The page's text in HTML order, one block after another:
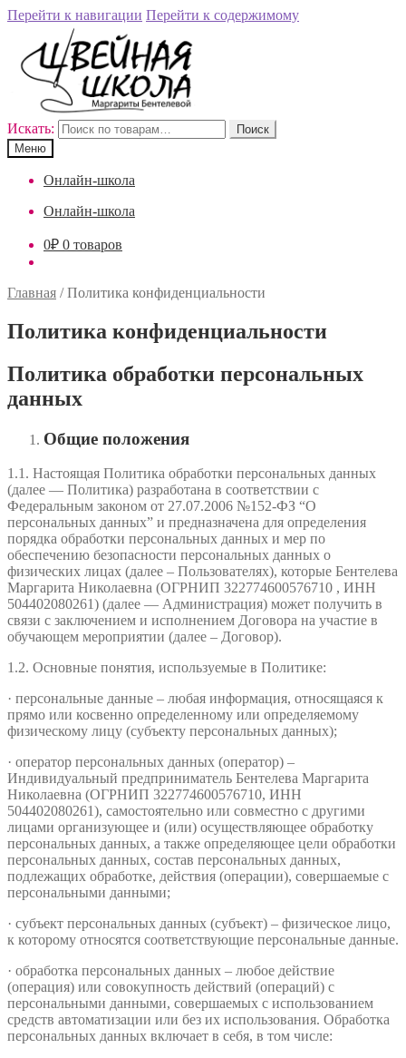
Перейти к навигации Перейти к содержимому
Искать:
Поиск
Меню
Онлайн-школа
Онлайн-школа
0₽ 0 товаров
Главная /Политика конфиденциальности
Политика конфиденциальности
Политика обработки персональных
данных
Общие положения
1.1. Настоящая Политика обработки персональных данных
(далее — Политика) разработана в соответствии с
Федеральным законом от 27.07.2006 №152-ФЗ “О
персональных данных” и предназначена для определения
порядка обработки персональных данных и мер по
обеспечению безопасности персональных данных о
физических лицах (далее – Пользователях), которые Бентелева
Маргарита Николаевна (ОГРНИП 322774600576710 , ИНН
504402080261) (далее — Администрация) может получить в
связи с заключением и исполнением Договора на участие в
обучающем мероприятии (далее – Договор).
1.2. Основные понятия, используемые в Политике:
· персональные данные – любая информация, относящаяся к
прямо или косвенно определенному или определяемому
физическому лицу (субъекту персональных данных);
· оператор персональных данных (оператор) –
Индивидуальный предприниматель Бентелева Маргарита
Николаевна (ОГРНИП 322774600576710, ИНН
504402080261), самостоятельно или совместно с другими
лицами организующее и (или) осуществляющее обработку
персональных данных, а также определяющее цели обработки
персональных данных, состав персональных данных,
подлежащих обработке, действия (операции), совершаемые с
персональными данными;
· субъект персональных данных (субъект) – физическое лицо,
к которому относятся соответствующие персональные данные.
· обработка персональных данных – любое действие
(операция) или совокупность действий (операций) с
персональными данными, совершаемых с использованием
средств автоматизации или без их использования. Обработка
персональных данных включает в себя, в том числе: